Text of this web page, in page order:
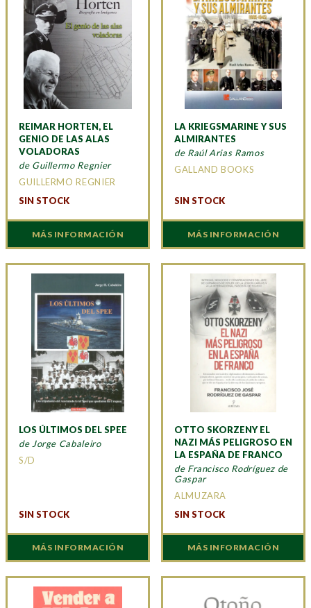
REIMAR HORTEN, EL
GENIO DE LAS ALAS
VOLADORAS
de Guillermo Regnier
GUILLERMO REGNIER
SIN STOCK
MÁS INFORMACIÓN
LA KRIEGSMARINE Y SUS
ALMIRANTES
de Raúl Arias Ramos
GALLAND BOOKS
SIN STOCK
MÁS INFORMACIÓN
LOS ÚLTIMOS DEL SPEE
de Jorge Cabaleiro
S/D
SIN STOCK
MÁS INFORMACIÓN
OTTO SKORZENY EL
NAZI MÁS PELIGROSO EN
LA ESPAÑA DE FRANCO
de Francisco Rodríguez de
Gaspar
ALMUZARA
SIN STOCK
MÁS INFORMACIÓN